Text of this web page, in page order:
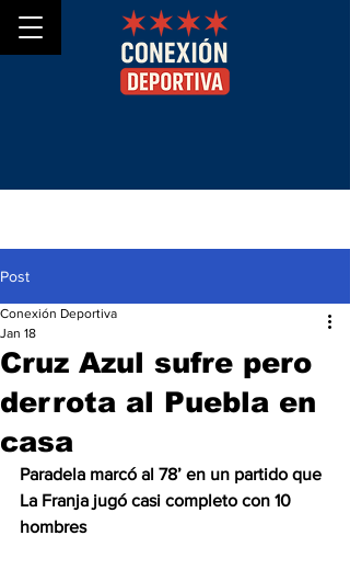
Post
Cruz Azul sufre pero
derrota al Puebla en
casa
Conexión Deportiva
Jan 18
Paradela marcó al 78’ en un partido que
La Franja jugó casi completo con 10
hombres